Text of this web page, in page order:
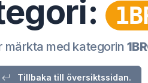
märkta med kategorin
Tillbaka till översiktssidan.